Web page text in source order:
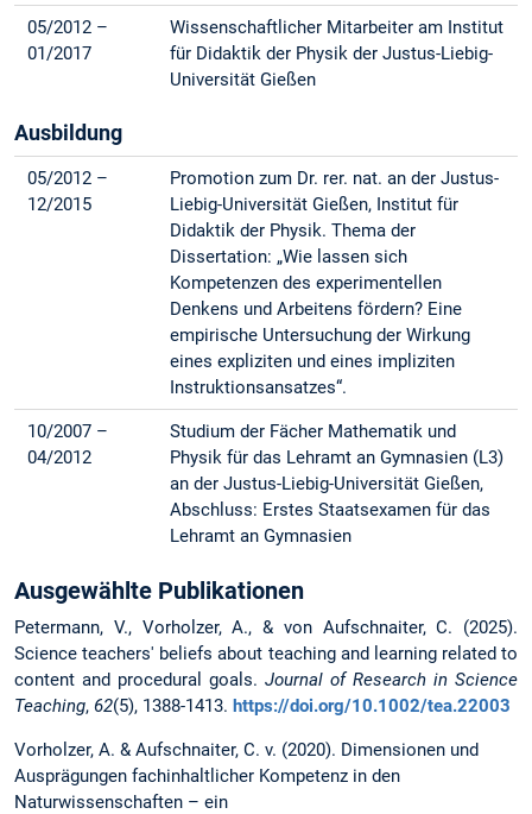
05/2012 –
01/2017
Wissenschaftlicher Mitarbeiter am Institut
für Didaktik der Physik der Justus-Liebig-
Universität Gießen
Ausbildung
05/2012 –
12/2015
Promotion zum Dr. rer. nat. an der Justus-
Liebig-Universität Gießen, Institut für
Didaktik der Physik. Thema der
Dissertation: „Wie lassen sich
Kompetenzen des experimentellen
Denkens und Arbeitens fördern? Eine
empirische Untersuchung der Wirkung
eines expliziten und eines impliziten
Instruktionsansatzes“.
10/2007 –
04/2012
Studium der Fächer Mathematik und
Physik für das Lehramt an Gymnasien (L3)
an der Justus-Liebig-Universität Gießen,
Abschluss: Erstes Staatsexamen für das
Lehramt an Gymnasien
Ausgewählte Publikationen
Petermann, V., Vorholzer, A., & von Aufschnaiter, C. (2025).
Science teachers' beliefs about teaching and learning related to
content and procedural goals. Journal of Research in Science
Teaching, 62(5), 1388-1413. https://doi.org/10.1002/tea.22003
Vorholzer, A. & Aufschnaiter, C. v. (2020). Dimensionen und
Ausprägungen fachinhaltlicher Kompetenz in den
Naturwissenschaften – ein